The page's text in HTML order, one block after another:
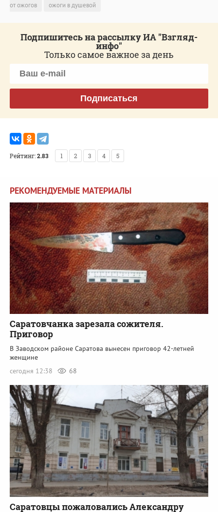
от ожогов
ожоги в душевой
Подпишитесь на рассылку ИА "Взгляд-
инфо"
Только самое важное за день
Подписаться
Рейтинг:2.83 1 2 3 4 5
РЕКОМЕНДУЕМЫЕ МАТЕРИАЛЫ
Саратовчанка зарезала сожителя.
Приговор
В Заводском районе Саратова вынесен приговор 42-летней
женщине
сегодня 12:38
68
Саратовцы пожаловались Александру